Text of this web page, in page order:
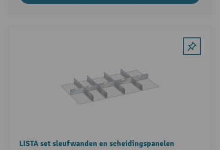
LISTA set sleufwanden en scheidingspanelen